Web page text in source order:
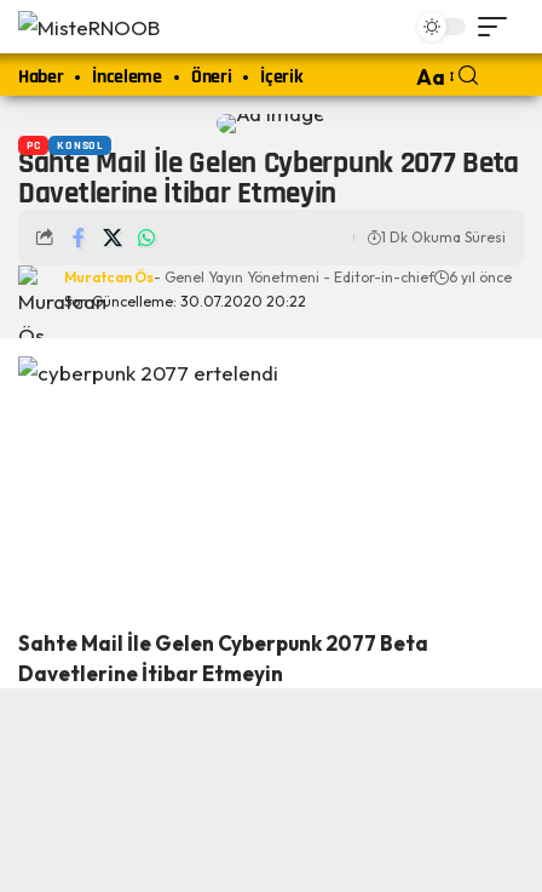
Haber İnceleme Öneri İçerik Aa
PC KONSOL
Sahte Mail İle Gelen Cyberpunk 2077 Beta
Davetlerine İtibar Etmeyin
Son Güncelleme: 30.07.2020 20:22
Muratcan Ös- Genel Yayın Yönetmeni - Editor-in-chief 6 yıl önce
1 Dk Okuma Süresi
Sahte Mail İle Gelen Cyberpunk 2077 Beta
Davetlerine İtibar Etmeyin